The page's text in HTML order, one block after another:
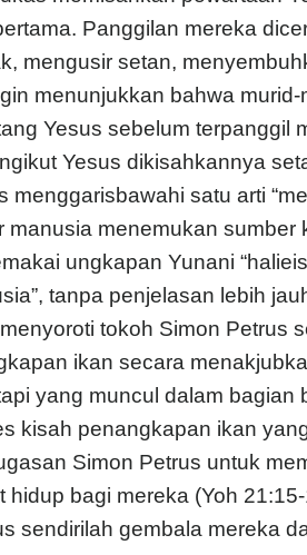
Panggilan mereka
mengusir setan,
menunjukkan bahwa
Yesus sebelum terpanggil
Yesus dikisahkannya
satu arti
manusia menemukan sumber
ungkapan Yunani
tanpa penjelasan lebih
tokoh Simon Petrus
ikan secara
yang muncul dalam bagian
kisah penangkapan ikan
Simon Petrus untuk
bagi mereka (Yoh
sendirilah gembala mereka